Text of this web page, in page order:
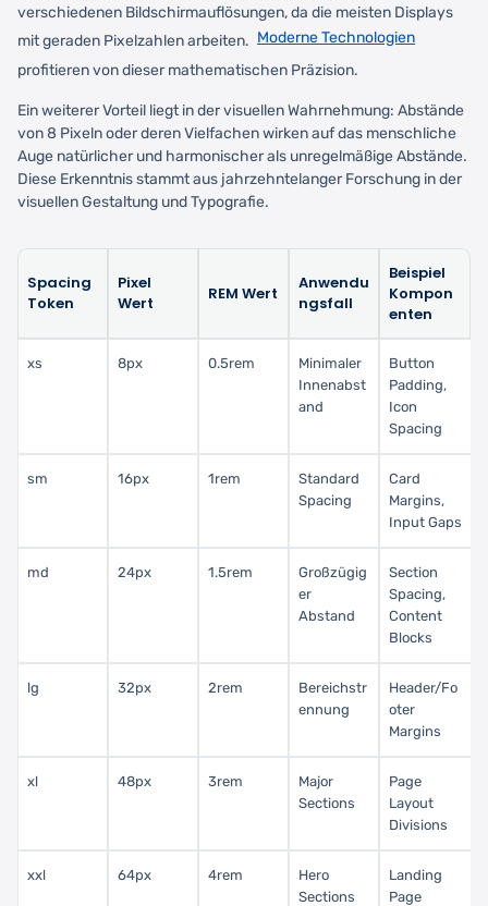
verschiedenen Bildschirmauflösungen, da die meisten Displays
mit geraden Pixelzahlen arbeiten. Moderne Technologien
profitieren von dieser mathematischen Präzision.
Ein weiterer Vorteil liegt in der visuellen Wahrnehmung: Abstände
von 8 Pixeln oder deren Vielfachen wirken auf das menschliche
Auge natürlicher und harmonischer als unregelmäßige Abstände.
Diese Erkenntnis stammt aus jahrzehntelanger Forschung in der
visuellen Gestaltung und Typografie.
Spacing
Token
Pixel
Wert
REM Wert
Anwendu
ngsfall
Beispiel
Kompon
enten
xs 8px 0.5rem
Minimaler
Innenabst
and
Button
Padding,
Icon
Spacing
sm 16px 1rem
Standard
Spacing
Card
Margins,
Input Gaps
md 24px 1.5rem
Großzügig
er
Abstand
Section
Spacing,
Content
Blocks
lg 32px 2rem
Bereichstr
ennung
Header/Fo
oter
Margins
xl 48px 3rem
Major
Sections
Page
Layout
Divisions
xxl 64px 4rem
Hero
Sections
Landing
Page